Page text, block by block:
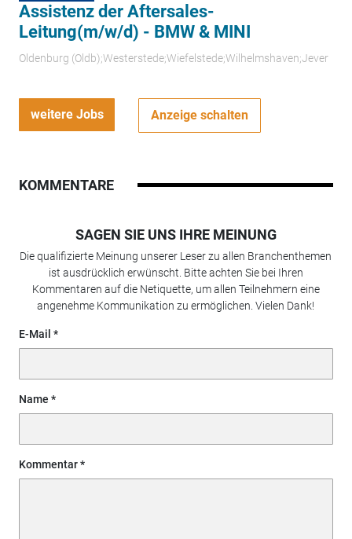
Assistenz der Aftersales-
Leitung(m/w/d) - BMW & MINI
Oldenburg (Oldb);Westerstede;Wiefelstede;Wilhelmshaven;Jever
weitere Jobs Anzeige schalten
KOMMENTARE
SAGEN SIE UNS IHRE MEINUNG
Die qualifizierte Meinung unserer Leser zu allen Branchenthemen
ist ausdrücklich erwünscht. Bitte achten Sie bei Ihren
Kommentaren auf die Netiquette, um allen Teilnehmern eine
angenehme Kommunikation zu ermöglichen. Vielen Dank!
E-Mail
Name
Kommentar